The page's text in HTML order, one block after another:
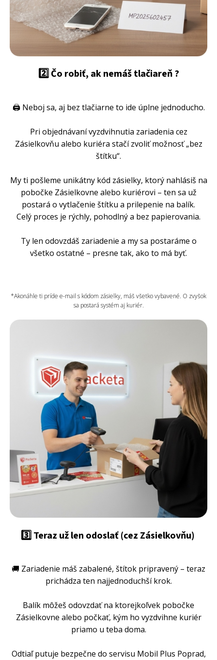
2️⃣ Čo robiť, ak nemáš tlačiareň ?
🖨️ Neboj sa, aj bez tlačiarne to ide úplne jednoducho.
Pri objednávaní vyzdvihnutia zariadenia cez
Zásielkovňu alebo kuriéra stačí zvoliť možnosť „bez
štítku“.
My ti pošleme unikátny kód zásielky, ktorý nahlásiš na
pobočke Zásielkovne alebo kuriérovi – ten sa už
postará o vytlačenie štítku a prilepenie na balík.
Celý proces je rýchly, pohodlný a bez papierovania.
Ty len odovzdáš zariadenie a my sa postaráme o
všetko ostatné – presne tak, ako to má byť.
*Akonáhle ti príde e-mail s kódom zásielky, máš všetko vybavené. O zvyšok
sa postará systém aj kuriér.
3️⃣ Teraz už len odoslať (cez Zásielkovňu)
🚚 Zariadenie máš zabalené, štítok pripravený – teraz
prichádza ten najjednoduchší krok.
Balík môžeš odovzdať na ktorejkoľvek pobočke
Zásielkovne alebo počkať, kým ho vyzdvihne kuriér
priamo u teba doma.
Odtiaľ putuje bezpečne do servisu Mobil Plus Poprad,